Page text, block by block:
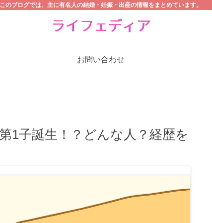
このブログでは、主に有名人の結婚・妊娠・出産の情報をまとめています。
お問い合わせ
1子誕生！？どんな人？経歴を